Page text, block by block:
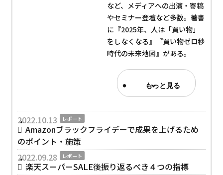
など、メディアへの出演・寄稿
やセミナー登壇など多数。著書
に『2025年、人は「買い物」
をしなくなる』『買い物ゼロ秒
時代の未来地図』がある。
2022.10.13 レポート
Amazonブラックフライデーで成果を上げるため
のポイント・施策
2022.09.28
レポート
楽天スーパーSALE後振り返るべき４つの指標